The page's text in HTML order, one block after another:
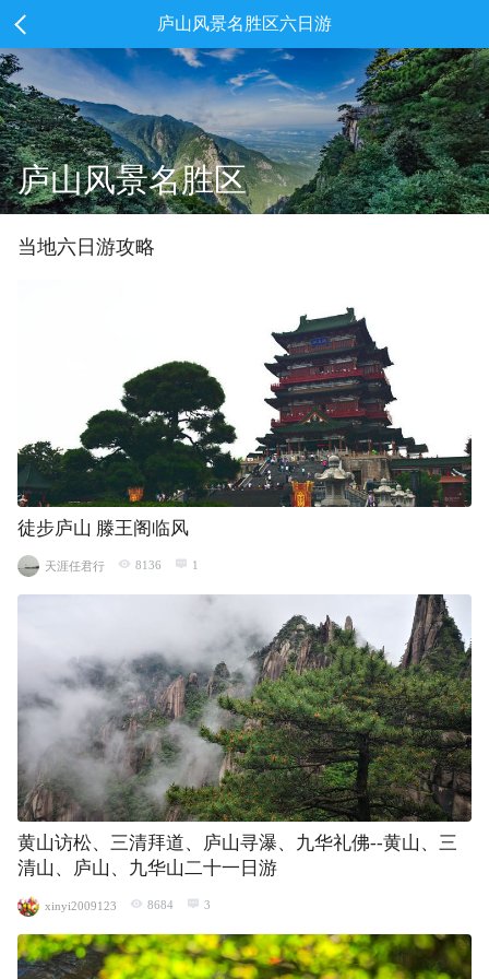
庐山风景名胜区六日游
庐山风景名胜区
当地六 日游攻略
徒步庐山 滕王阁临风
天涯任君行 8136 1
黄山访松、三清拜道、庐山寻瀑、九华礼佛--黄山、三
清山、庐山、九华山二十一日游
xinyi2009123 8684 3